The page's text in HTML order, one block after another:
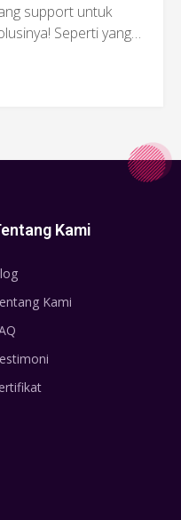
support untuk
Seperti yang…
Kami
Kami